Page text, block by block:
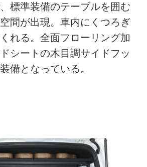
標準装備のテーブルを囲む
間が出現。車内にくつろぎ
れる。全面フローリング加
シートの木目調サイドフッ
備となっている。